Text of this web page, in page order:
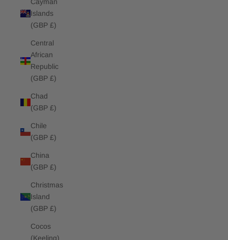
Cayman
Islands
(GBP £)
Central
African
Republic
(GBP £)
Chad
(GBP £)
Chile
(GBP £)
China
(GBP £)
Christmas
Island
(GBP £)
Cocos
(Keeling)